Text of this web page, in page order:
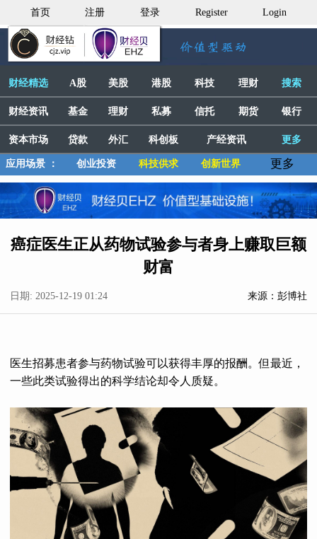
首页 注册 登录 Register Login
财经精选 A股 美股 港股 科技 理财 搜索
财经资讯 基金 理财 私募 信托 期货 银行
资本市场 贷款 外汇 科创板 产经资讯 更多
应用场景 ： 创业投资 科技供求 创新世界 更多
癌症医生正从药物试验参与者身上赚取巨额
财富
日期: 2025-12-19 01:24 来源：彭博社
医生招募患者参与药物试验可以获得丰厚的报酬。但最近，
一些此类试验得出的科学结论却令人质疑。